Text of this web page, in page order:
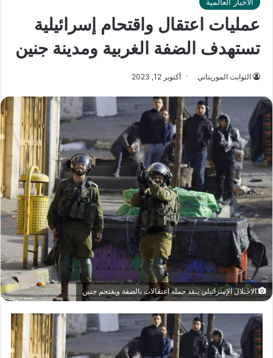
عمليات اعتقال واقتحام إسرائيلية
تستهدف الضفة الغربية ومدينة جنين
الثوابت الموريتاني أكتوبر 12, 2023
الاحتلال الإسرائيلي ينفذ حملة اعتقالات بالضفة ويقتحم جنين